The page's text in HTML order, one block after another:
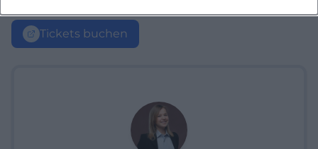
Tickets buchen